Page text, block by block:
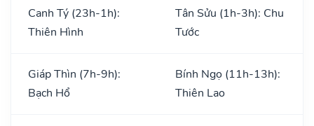
Canh Tý (23h-1h):
Thiên Hình
Tân Sửu (1h-3h): Chu
Tước
Giáp Thìn (7h-9h):
Bạch Hổ
Bính Ngọ (11h-13h):
Thiên Lao